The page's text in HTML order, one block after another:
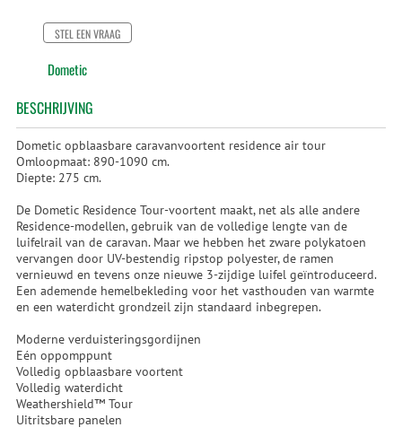
STEL EEN VRAAG
Dometic
BESCHRIJVING
Dometic opblaasbare caravanvoortent residence air tour
Omloopmaat: 890-1090 cm.
Diepte: 275 cm.
De Dometic Residence Tour-voortent maakt, net als alle andere
Residence-modellen, gebruik van de volledige lengte van de
luifelrail van de caravan. Maar we hebben het zware polykatoen
vervangen door UV-bestendig ripstop polyester, de ramen
vernieuwd en tevens onze nieuwe 3-zijdige luifel geïntroduceerd.
Een ademende hemelbekleding voor het vasthouden van warmte
en een waterdicht grondzeil zijn standaard inbegrepen.
Moderne verduisteringsgordijnen
Eén oppomppunt
Volledig opblaasbare voortent
Volledig waterdicht
Weathershield™ Tour
Uitritsbare panelen